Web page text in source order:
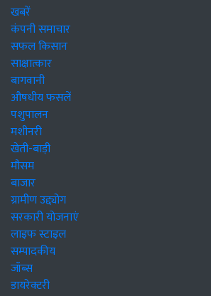
खबरें
कंपनी समाचार
सफल किसान
साक्षात्कार
बागवानी
औषधीय फसलें
पशुपालन
मशीनरी
खेती-बाड़ी
मौसम
बाजार
ग्रामीण उद्द्योग
सरकारी योजनाएं
लाइफ स्टाइल
सम्पादकीय
जॉब्स
डायरेक्टरी